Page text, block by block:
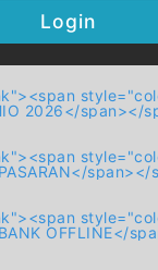
Login
2026</span></
OFFLINE</